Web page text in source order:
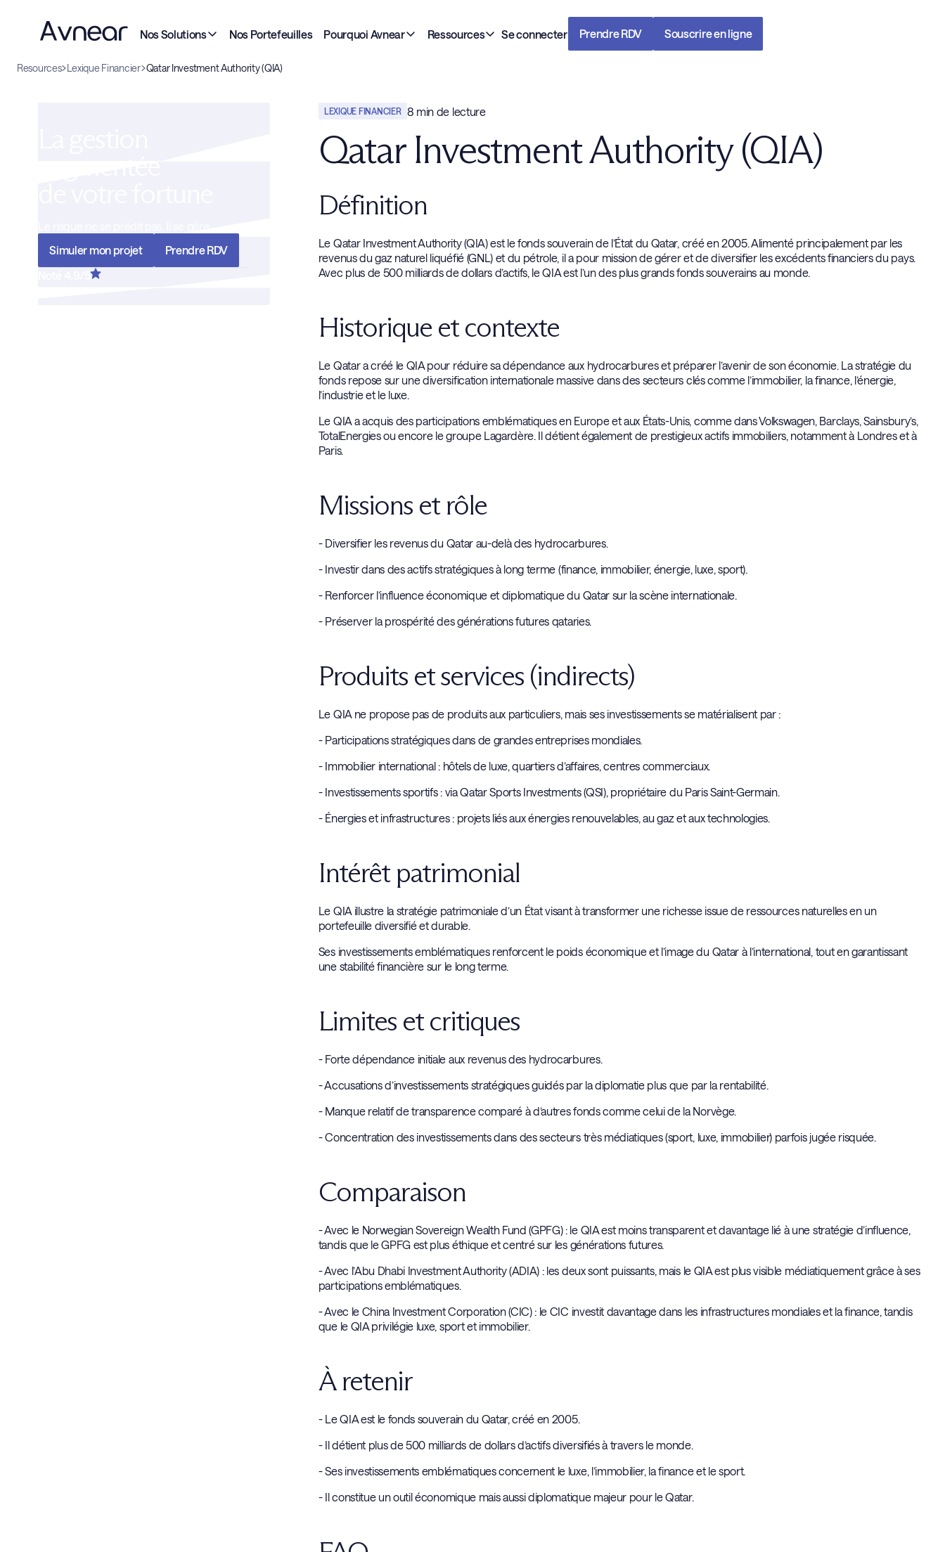
Nos Solutions Nos Portefeuilles Pourquoi Avnear Ressources Se connecter Prendre RDV Souscrire en ligne
Resources Lexique Financier Qatar Investment Authority (QIA)
Simuler mon projet
Prendre RDV
Noté 4,9/5
LEXIQUE FINANCIER 8 min de lecture
Qatar Investment Authority (QIA)
Définition
Le Qatar Investment Authority (QIA) est le fonds souverain de l’État du Qatar, créé en 2005. Alimenté principalement par les
revenus du gaz naturel liquéfié (GNL) et du pétrole, il a pour mission de gérer et de diversifier les excédents financiers du pays.
Avec plus de 500 milliards de dollars d’actifs, le QIA est l’un des plus grands fonds souverains au monde.
Historique et contexte
Le Qatar a créé le QIA pour réduire sa dépendance aux hydrocarbures et préparer l’avenir de son économie. La stratégie du
fonds repose sur une diversification internationale massive dans des secteurs clés comme l’immobilier, la finance, l’énergie,
l’industrie et le luxe.
Le QIA a acquis des participations emblématiques en Europe et aux États-Unis, comme dans Volkswagen, Barclays, Sainsbury’s,
TotalEnergies ou encore le groupe Lagardère. Il détient également de prestigieux actifs immobiliers, notamment à Londres et à
Paris.
Missions et rôle
- Diversifier les revenus du Qatar au-delà des hydrocarbures.
- Investir dans des actifs stratégiques à long terme (finance, immobilier, énergie, luxe, sport).
- Renforcer l’influence économique et diplomatique du Qatar sur la scène internationale.
- Préserver la prospérité des générations futures qataries.
Produits et services (indirects)
Le QIA ne propose pas de produits aux particuliers, mais ses investissements se matérialisent par :
- Participations stratégiques dans de grandes entreprises mondiales.
- Immobilier international : hôtels de luxe, quartiers d’affaires, centres commerciaux.
- Investissements sportifs : via Qatar Sports Investments (QSI), propriétaire du Paris Saint-Germain.
- Énergies et infrastructures : projets liés aux énergies renouvelables, au gaz et aux technologies.
Intérêt patrimonial
Le QIA illustre la stratégie patrimoniale d’un État visant à transformer une richesse issue de ressources naturelles en un
portefeuille diversifié et durable.
Ses investissements emblématiques renforcent le poids économique et l’image du Qatar à l’international, tout en garantissant
une stabilité financière sur le long terme.
Limites et critiques
- Forte dépendance initiale aux revenus des hydrocarbures.
- Accusations d’investissements stratégiques guidés par la diplomatie plus que par la rentabilité.
- Manque relatif de transparence comparé à d’autres fonds comme celui de la Norvège.
- Concentration des investissements dans des secteurs très médiatiques (sport, luxe, immobilier) parfois jugée risquée.
Comparaison
- Avec le Norwegian Sovereign Wealth Fund (GPFG) : le QIA est moins transparent et davantage lié à une stratégie d’influence,
tandis que le GPFG est plus éthique et centré sur les générations futures.
- Avec l’Abu Dhabi Investment Authority (ADIA) : les deux sont puissants, mais le QIA est plus visible médiatiquement grâce à ses
participations emblématiques.
- Avec le China Investment Corporation (CIC) : le CIC investit davantage dans les infrastructures mondiales et la finance, tandis
que le QIA privilégie luxe, sport et immobilier.
À retenir
- Le QIA est le fonds souverain du Qatar, créé en 2005.
- Il détient plus de 500 milliards de dollars d’actifs diversifiés à travers le monde.
- Ses investissements emblématiques concernent le luxe, l’immobilier, la finance et le sport.
- Il constitue un outil économique mais aussi diplomatique majeur pour le Qatar.